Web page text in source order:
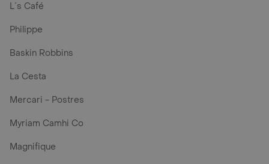
L´s Café
Philippe
Baskin Robbins
La Cesta
Mercari - Postres
Myriam Camhi Co
Magnifique